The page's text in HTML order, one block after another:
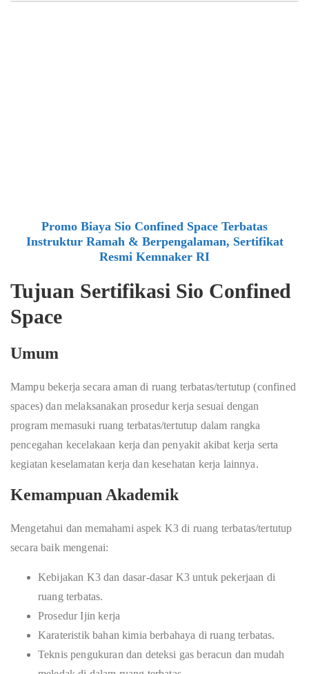
Promo Biaya Sio Confined Space Terbatas
Instruktur Ramah & Berpengalaman, Sertifikat
Resmi Kemnaker RI
Tujuan Sertifikasi Sio Confined
Space
Umum
Mampu bekerja secara aman di ruang terbatas/tertutup (confined
spaces) dan melaksanakan prosedur kerja sesuai dengan
program memasuki ruang terbatas/tertutup dalam rangka
pencegahan kecelakaan kerja dan penyakit akibat kerja serta
kegiatan keselamatan kerja dan kesehatan kerja lainnya.
Kemampuan Akademik
Mengetahui dan memahami aspek K3 di ruang terbatas/tertutup
secara baik mengenai:
Kebijakan K3 dan dasar-dasar K3 untuk pekerjaan di
ruang terbatas.
Prosedur Ijin kerja
Karateristik bahan kimia berbahaya di ruang terbatas.
Teknis pengukuran dan deteksi gas beracun dan mudah